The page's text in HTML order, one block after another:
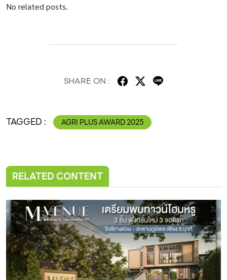
No related posts.
SHARE ON :
TAGGED : AGRI PLUS AWARD 2025
RELATED CONTENT